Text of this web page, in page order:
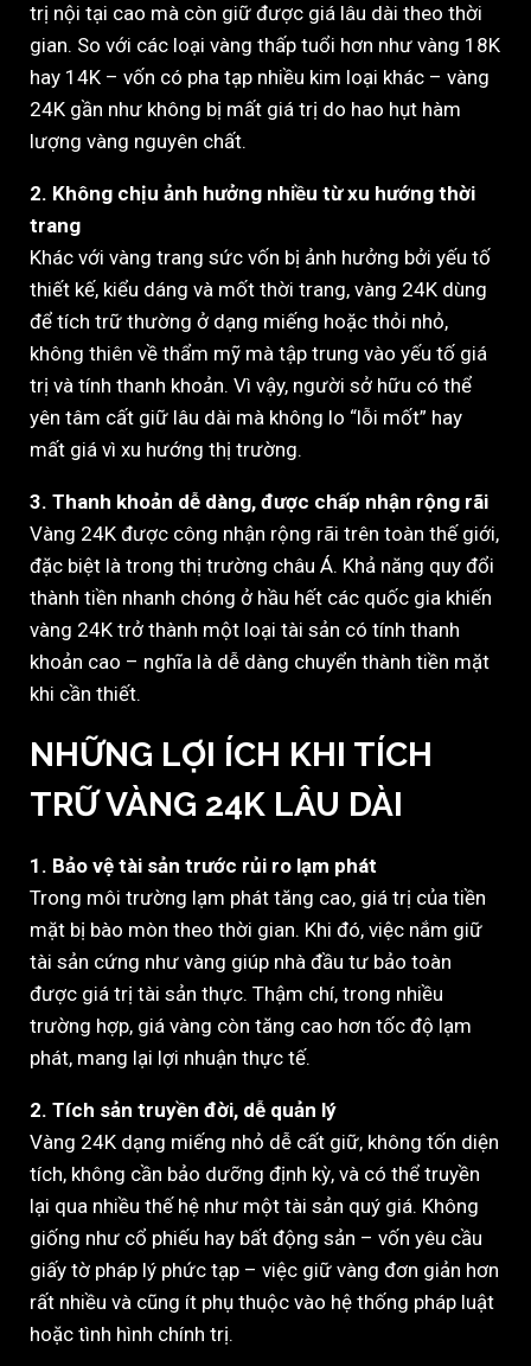
trị nội tại cao mà còn giữ được giá lâu dài theo thời
gian. So với các loại vàng thấp tuổi hơn như vàng 18K
hay 14K – vốn có pha tạp nhiều kim loại khác – vàng
24K gần như không bị mất giá trị do hao hụt hàm
lượng vàng nguyên chất.
2. Không chịu ảnh hưởng nhiều từ xu hướng thời
trang
Khác với vàng trang sức vốn bị ảnh hưởng bởi yếu tố
thiết kế, kiểu dáng và mốt thời trang, vàng 24K dùng
để tích trữ thường ở dạng miếng hoặc thỏi nhỏ,
không thiên về thẩm mỹ mà tập trung vào yếu tố giá
trị và tính thanh khoản. Vì vậy, người sở hữu có thể
yên tâm cất giữ lâu dài mà không lo “lỗi mốt” hay
mất giá vì xu hướng thị trường.
3. Thanh khoản dễ dàng, được chấp nhận rộng rãi
Vàng 24K được công nhận rộng rãi trên toàn thế giới,
đặc biệt là trong thị trường châu Á. Khả năng quy đổi
thành tiền nhanh chóng ở hầu hết các quốc gia khiến
vàng 24K trở thành một loại tài sản có tính thanh
khoản cao – nghĩa là dễ dàng chuyển thành tiền mặt
khi cần thiết.
NHỮNG LỢI ÍCH KHI TÍCH
TRỮ VÀNG 24K LÂU DÀI
1. Bảo vệ tài sản trước rủi ro lạm phát
Trong môi trường lạm phát tăng cao, giá trị của tiền
mặt bị bào mòn theo thời gian. Khi đó, việc nắm giữ
tài sản cứng như vàng giúp nhà đầu tư bảo toàn
được giá trị tài sản thực. Thậm chí, trong nhiều
trường hợp, giá vàng còn tăng cao hơn tốc độ lạm
phát, mang lại lợi nhuận thực tế.
2. Tích sản truyền đời, dễ quản lý
Vàng 24K dạng miếng nhỏ dễ cất giữ, không tốn diện
tích, không cần bảo dưỡng định kỳ, và có thể truyền
lại qua nhiều thế hệ như một tài sản quý giá. Không
giống như cổ phiếu hay bất động sản – vốn yêu cầu
giấy tờ pháp lý phức tạp – việc giữ vàng đơn giản hơn
rất nhiều và cũng ít phụ thuộc vào hệ thống pháp luật
hoặc tình hình chính trị.